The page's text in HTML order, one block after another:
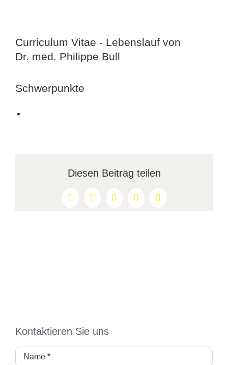
Curriculum Vitae - Lebenslauf von
Dr. med. Philippe Bull
Schwerpunkte
Diesen Beitrag teilen
Facebook
X RedditLinkedInPinterest
Kontaktieren Sie uns